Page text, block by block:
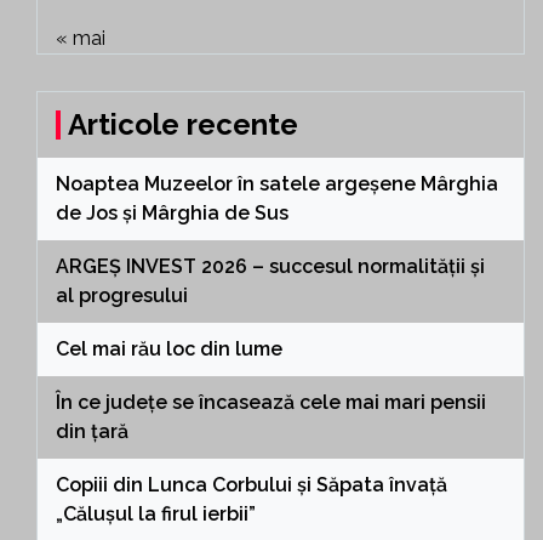
« mai
Articole recente
Noaptea Muzeelor în satele argeșene Mârghia
de Jos și Mârghia de Sus
ARGEȘ INVEST 2026 – succesul normalității și
al progresului
Cel mai rău loc din lume
În ce județe se încasează cele mai mari pensii
din țară
Copiii din Lunca Corbului și Săpata învață
„Călușul la firul ierbii”